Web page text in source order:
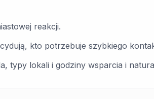
reakcji.
kto potrzebuje szybkiego
typy lokali i godziny wsparcia i